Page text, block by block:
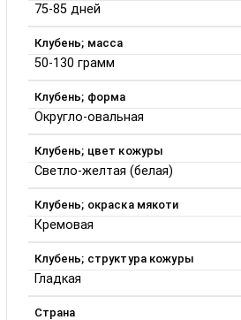
75-85 дней
Клубень; масса
50-130 грамм
Клубень; форма
Округло-овальная
Клубень; цвет кожуры
Светло-желтая (белая)
Клубень; окраска мякоти
Кремовая
Клубень; структура кожуры
Гладкая
Страна